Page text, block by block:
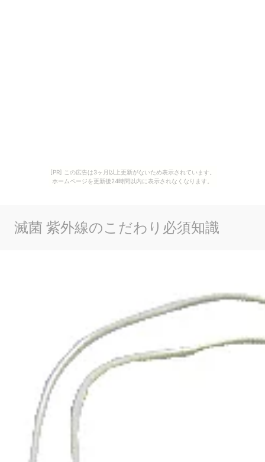
[PR] この広告は3ヶ月以上更新がないため表示されています。
ホームページを更新後24時間以内に表示されなくなります。
滅菌 紫外線のこだわり必須知識